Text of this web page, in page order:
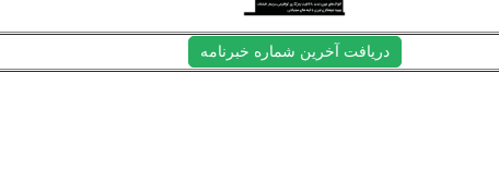
دریافت آخرین شماره خبرنامه